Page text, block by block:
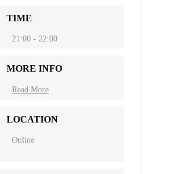
TIME
21:00 - 22:00
MORE INFO
Read More
LOCATION
Online